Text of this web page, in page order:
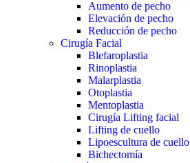
Aumento de pecho
Elevación de pecho
Reducción de pecho
Cirugía Facial
Blefaroplastia
Rinoplastia
Malarplastia
Otoplastia
Mentoplastia
Cirugía Lifting facial
Lifting de cuello
Lipoescultura de cuello
Bichectomía